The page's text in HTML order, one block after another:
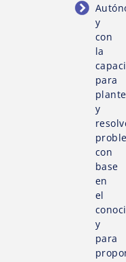
y
con
la
para
y
con
base
en
el
y
para